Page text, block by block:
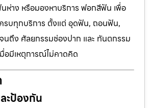
าง หรือมองหาบริการ ฟอกสีฟัน เพื่อ
รบทุกบริการ ตั้งแต่ อุดฟัน, ถอนฟัน,
นถึง ศัลยกรรมช่องปาก และ ทันตกรรม
อมีเหตุการณ์ไม่คาดคิด
ะป้องกัน